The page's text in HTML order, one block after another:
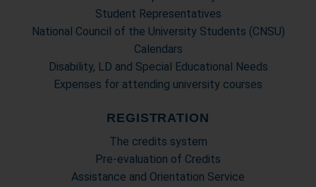
Student Representatives
National Council of the University Students (CNSU)
Calendars
Disability, LD and Special Educational Needs
Expenses for attending university courses
REGISTRATION
The credits system
Pre-evaluation of Credits
Assistance and Orientation Service